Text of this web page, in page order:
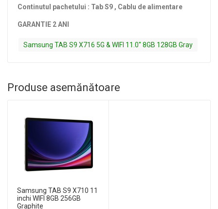
Continutul pachetului : Tab S9 , Cablu de alimentare
GARANTIE 2 ANI
Samsung TAB S9 X716 5G & WIFI 11.0" 8GB 128GB Gray
Produse asemănătoare
Samsung TAB S9 X710 11
inchi WIFI 8GB 256GB
Graphite